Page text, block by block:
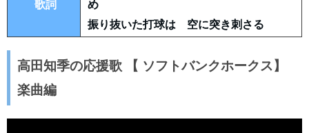
歌詞
め
振り抜いた打球は 空に突き刺さる
高田知季の応援歌 【 ソフトバンクホークス】
楽曲編